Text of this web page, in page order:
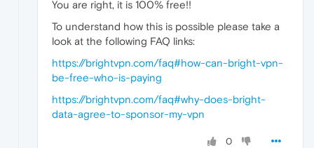
You are right, it is 100% free!!
To understand how this is possible please take a
look at the following FAQ links:
https://brightvpn.com/faq#how-can-bright-vpn-
be-free-who-is-paying
https://brightvpn.com/faq#why-does-bright-
data-agree-to-sponsor-my-vpn
0